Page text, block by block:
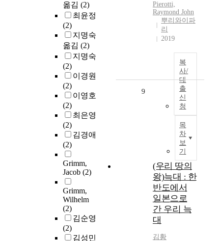
옮김 (2)
최윤정
(2)
지명숙
옮김 (2)
지명숙
(2)
이경원
(2)
이영호
(2)
최은영
(2)
김경애
(2)
Grimm,
Jacob (2)
Grimm,
Wilhelm
(2)
김순영
(2)
김성민
Pierotti,
Raymond John
뿌리와이파
리
2019
복
사/
대
출
신
청
목
차
보
기
9
(우리 땅의
왕)늑대 : 한
반도에서
일본으로
간 우리 늑
대
김황